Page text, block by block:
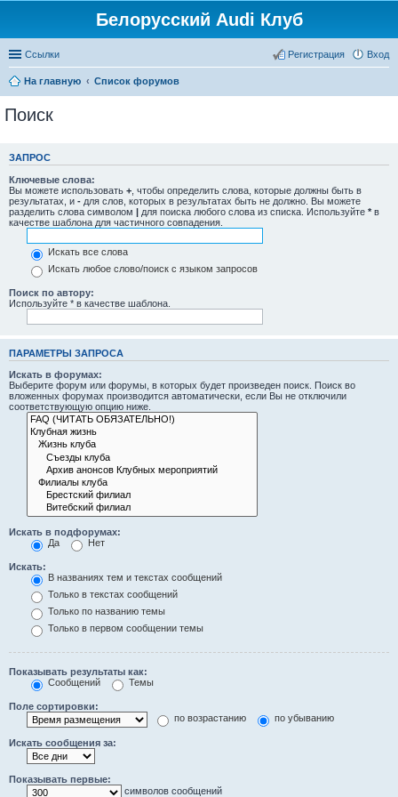
Белорусский Audi Клуб
Ссылки Вход
Регистрация
На главную Список форумов
Поиск
ЗАПРОС
Ключевые слова:
Вы можете использовать + , чтобы определить слова, которые должны быть в
результатах, и - для слов, которых в результатах быть не должно. Вы можете
разделить слова символом | для поиска любого слова из списка. Используйте * в
качестве шаблона для частичного совпадения.
Искать все слова
Искать любое слово/поиск с языком запросов
Поиск по автору:
Используйте * в качестве шаблона.
ПАРАМЕТРЫ ЗАПРОСА
Искать в форумах:
Выберите форум или форумы, в которых будет произведен поиск. Поиск во
вложенных форумах производится автоматически, если Вы не отключили
соответствующую опцию ниже.
Искать в подфорумах:
Да
Нет
Искать:
В названиях тем и текстах сообщений
Только в текстах сообщений
Только по названию темы
Только в первом сообщении темы
Показывать результаты как:
Сообщений
Темы
Поле сортировки:
по возрастанию
по убыванию
Искать сообщения за:
Показывать первые:
символов сообщений